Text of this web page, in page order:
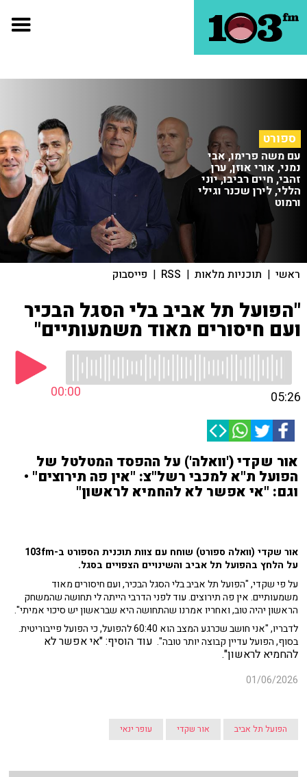
ספורט
עם משה פרימו, אבי
נמני, אורי אוזן, ערן
זהבי, חיים רביבו, יוני
הללי, לירן שכנר וגילי
ורמוט
ראשי | תוכניות מלאות |
RSS
| פייסבוק
"הפועל תל אביב בלי הסגל הבכיר
ועם חיסורים מאוד משמעותיים"
00:00 05:26
אור שקדי ('וואלה') על ההפסד המטלטל של
הפועל ת"א למכבי רשל"צ: "אין פה תירוצים" •
וגם: "אי אפשר לא להחמיא לראשון"
אור שקדי (וואלה ספורט) שוחח עם צוות תוכנית הספורט ב-103fm
על הלחץ בהפועל תל אביב והשינויים הצפויים בסגל.
על פי שקדי, "הפועל תל אביב בלי הסגל הבכיר, ועם חיסורים מאוד
משמעותיים. אין פה תירוצים. עוד לפני הדרבי הייתה לי תחושה שהמשחק
הראשון יהיה טוב, ואחריו אמרנו שהתחושה היא שבראשון יש סיכוי אמיתי".
לדבריו, "אני חושב שכרגע המצב הוא 60:40 להפועל, כי הפועל פייבוריטית.
בסוף, הפועל עדיין קבוצה יותר טובה". עוד הוסיף: "אי אפשר לא
להחמיא לראשון".
01/06/2026
הפועל תל אביב אור שקדי עופר ינאי